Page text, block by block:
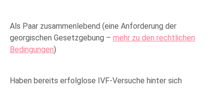
Als Paar zusammenlebend (eine Anforderung der
georgischen Gesetzgebung – mehr zu den rechtlichen
Bedingungen)
Haben bereits erfolglose IVF-Versuche hinter sich